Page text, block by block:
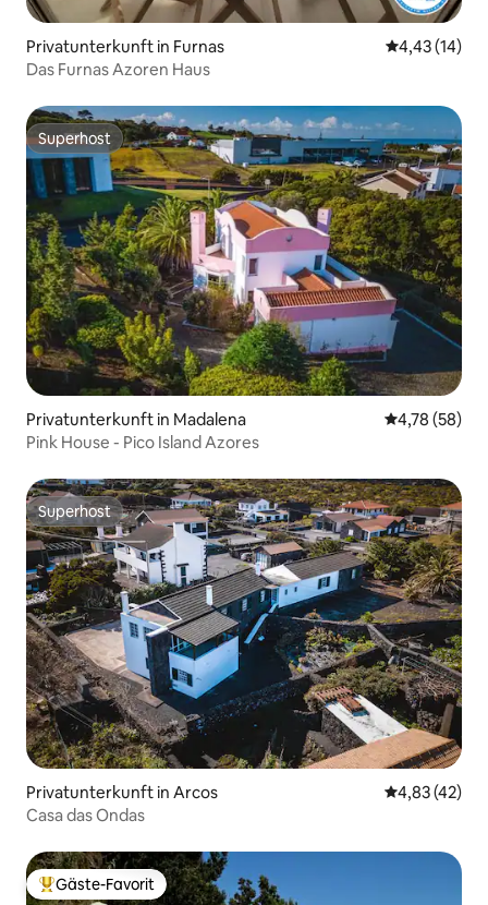
Privatunterkunft in Furnas
4,43 (14)
Das Furnas Azoren Haus
Superhost
Superhost
Privatunterkunft in Madalena
4,78 (58)
Pink House - Pico Island Azores
Superhost
Superhost
Privatunterkunft in Arcos
4,83 (42)
Casa das Ondas
Beliebter Gäste-Favorit.
Gäste-Favorit